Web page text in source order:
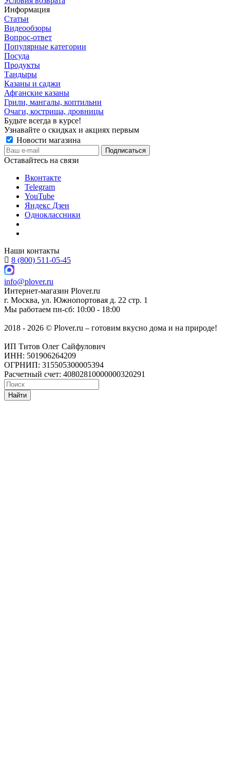
Информация
Статьи
Видеообзоры
Вопрос-ответ
Популярные категории
Посуда
Продукты
Тандыры
Казаны и саджи
Афганские казаны
Грили, мангалы, коптильни
Очаги, кострища, дровницы
Будьте всегда в курсе!
Узнавайте о скидках и акциях первым
Новости магазина
Оставайтесь на связи
Вконтакте
Telegram
YouTube
Яндекс Дзен
Одноклассники
Наши контакты
8 (800) 511-05-45
info@plover.ru
Интернет-магазин Plover.ru
г. Москва, ул. Южнопортовая д. 22 стр. 1
Мы работаем пн-сб: 10:00 - 18:00
2018 - 2026 © Plover.ru – готовим вкусно дома и на природе!
ИП Титов Олег Сайфулович
ИНН: 501906264209
ОГРНИП: 315505300005394
Расчетный счет: 40802810000000320291
Найти